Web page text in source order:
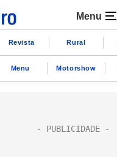
Menu
Revista Rural
Menu Motorshow